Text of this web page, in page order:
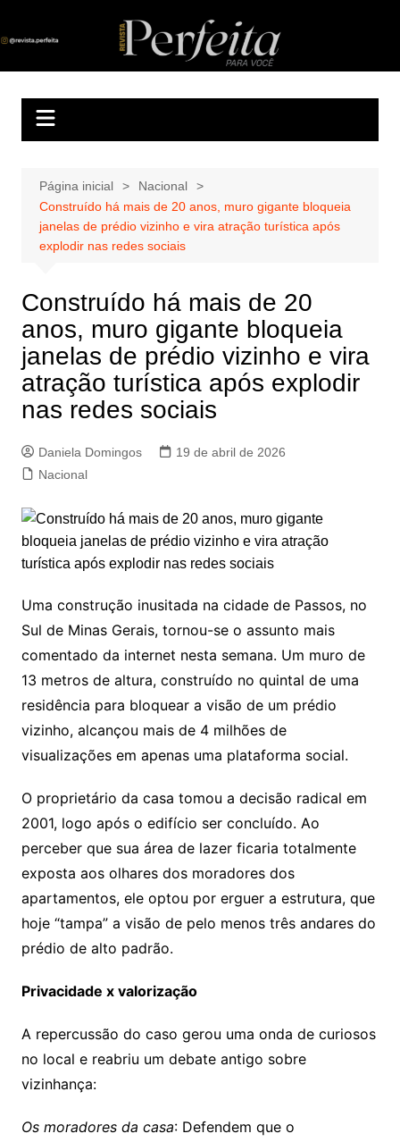
Revista Perfeita
A melhor revista eletrônica do interior de Sergipe
Página inicial
Nacional
Construído há mais de 20 anos, muro gigante bloqueia
janelas de prédio vizinho e vira atração turística após
explodir nas redes sociais
Construído há mais de 20
anos, muro gigante bloqueia
janelas de prédio vizinho e vira
atração turística após explodir
nas redes sociais
Daniela Domingos
19 de abril de 2026
Nacional
Uma construção inusitada na cidade de Passos, no
Sul de Minas Gerais, tornou-se o assunto mais
comentado da internet nesta semana. Um muro de
13 metros de altura, construído no quintal de uma
residência para bloquear a visão de um prédio
vizinho, alcançou mais de 4 milhões de
visualizações em apenas uma plataforma social.
O proprietário da casa tomou a decisão radical em
2001, logo após o edifício ser concluído. Ao
perceber que sua área de lazer ficaria totalmente
exposta aos olhares dos moradores dos
apartamentos, ele optou por erguer a estrutura, que
hoje “tampa” a visão de pelo menos três andares do
prédio de alto padrão.
Privacidade x valorização
A repercussão do caso gerou uma onda de curiosos
no local e reabriu um debate antigo sobre
vizinhança:
Os moradores da casa: Defendem que o